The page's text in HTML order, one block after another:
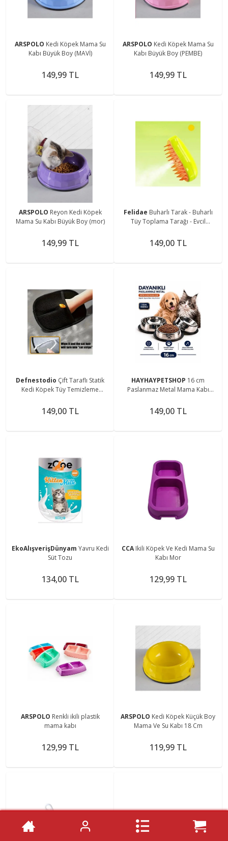
ARSPOLO Kedi Köpek Mama Su
Kabı Büyük Boy (MAVİ)
149,99 TL
ARSPOLO Kedi Köpek Mama Su
Kabı Büyük Boy (PEMBE)
149,99 TL
ARSPOLO Reyon Kedi Köpek
Mama Su Kabı Büyük Boy (mor)
149,99 TL
Felidae Buharlı Tarak - Buharlı
Tüy Toplama Tarağı - Evcil
Toplama Tarağı
149,00 TL
Defnestodio Çift Taraflı Statik
Kedi Köpek Tüy Temizleme
,Halılar 24x18 cm
149,00 TL
HAYHAYPETSHOP 16 cm
Paslanmaz Metal Mama Kabı
Dayanıklı Uzun Ömürlü
149,00 TL
EkoAlışverişDünyam Yavru Kedi
Süt Tozu
134,00 TL
CCAIkili Köpek Ve Kedi Mama Su
Kabı Mor
129,99 TL
ARSPOLO Renkli ikili plastik
mama kabı
129,99 TL
ARSPOLO Kedi Köpek Küçük Boy
Mama Ve Su Kabı 18 Cm
119,99 TL